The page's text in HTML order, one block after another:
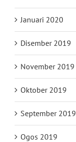
Januari 2020
Disember 2019
November 2019
Oktober 2019
September 2019
Ogos 2019